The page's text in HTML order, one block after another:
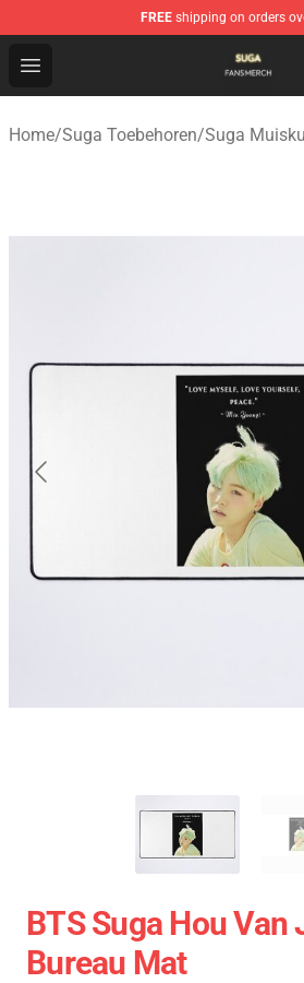
FREE shipping on orders
Open menu
Suga Shop - Official Suga
Home/Suga Toebehoren/Suga
BTS Suga Hou Van
Bureau Mat